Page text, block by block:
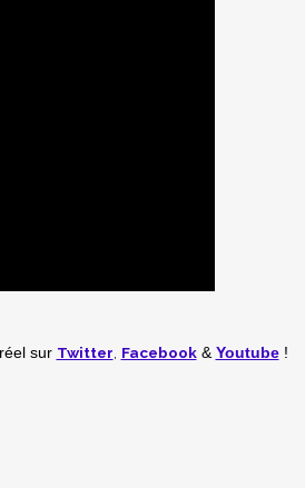
sur Twitter Facebook& Youtube!